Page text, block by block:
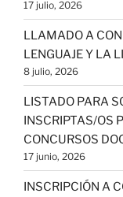
17 julio, 2026
LLAMADO A
LENGUAJE Y LA
8 julio, 2026
LISTADO PARA
INSCRIPTAS/OS
CONCURSOS
17 junio, 2026
INSCRIPCIÓN A